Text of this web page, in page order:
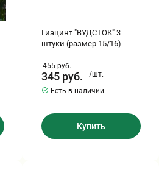
Гиацинт "ВУДСТОК" 3
штуки (размер 15/16)
455руб.
345 руб.
/шт.
Есть в наличии
Купить